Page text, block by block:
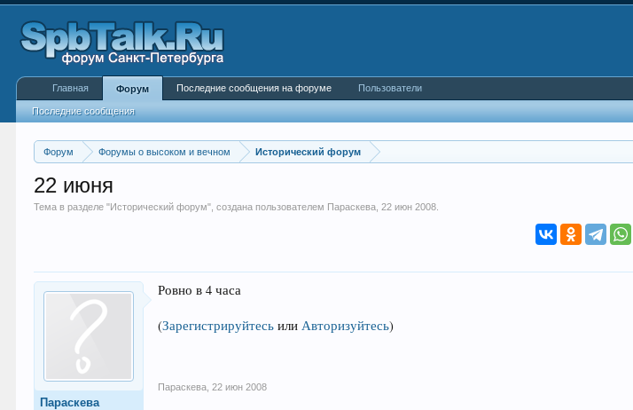
Форум Форумы о высоком и вечном Исторический форум
22 июня
Тема в разделе "Исторический форум", создана пользователем Параскева ,22 июн 2008
Параскева
Ровно в 4 часа
(Зарегистрируйтесь илиАвторизуйтесь)
Параскева 22 июн 2008
Главная Форум
Последние сообщения
Последние сообщения на форуме Пользователи